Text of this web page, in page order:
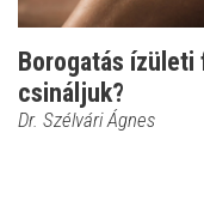
Borogatás ízületi
csináljuk?
Dr. Szélvári Ágnes